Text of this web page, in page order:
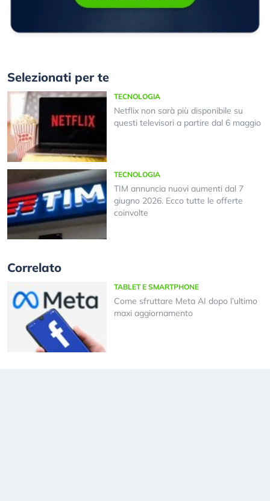
Selezionati per te
TECNOLOGIA
Netflix non sarà più disponibile su
questi televisori a partire dal 6 maggio
TECNOLOGIA
TIM annuncia nuovi aumenti dal 7
giugno 2026. Ecco tutte le offerte
coinvolte
Correlato
TABLET E SMARTPHONE
Come sfruttare Meta AI dopo l’ultimo
maxi aggiornamento